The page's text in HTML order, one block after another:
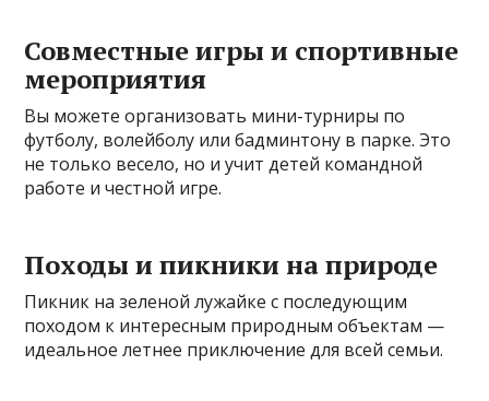
Совместные игры и спортивные
мероприятия
Вы можете организовать мини-турниры по
футболу, волейболу или бадминтону в парке. Это
не только весело, но и учит детей командной
работе и честной игре.
Походы и пикники на природе
Пикник на зеленой лужайке с последующим
походом к интересным природным объектам —
идеальное летнее приключение для всей семьи.